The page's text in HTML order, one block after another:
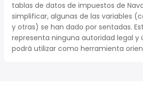
tablas de datos de impuestos de
simplificar, algunas de las variables
y otras) se han dado por sentadas.
representa ninguna autoridad legal y
podrá utilizar como herramienta